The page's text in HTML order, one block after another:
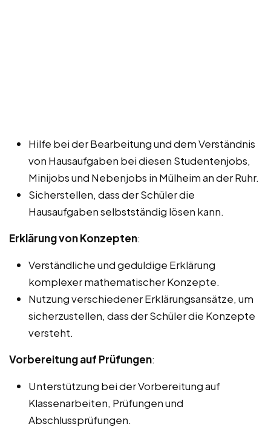
Hilfe bei der Bearbeitung und dem Verständnis
von Hausaufgaben bei diesen Studentenjobs,
Minijobs und Nebenjobs in Mülheim an der Ruhr.
Sicherstellen, dass der Schüler die
Hausaufgaben selbstständig lösen kann.
Erklärung von Konzepten:
Verständliche und geduldige Erklärung
komplexer mathematischer Konzepte.
Nutzung verschiedener Erklärungsansätze, um
sicherzustellen, dass der Schüler die Konzepte
versteht.
Vorbereitung auf Prüfungen:
Unterstützung bei der Vorbereitung auf
Klassenarbeiten, Prüfungen und
Abschlussprüfungen.